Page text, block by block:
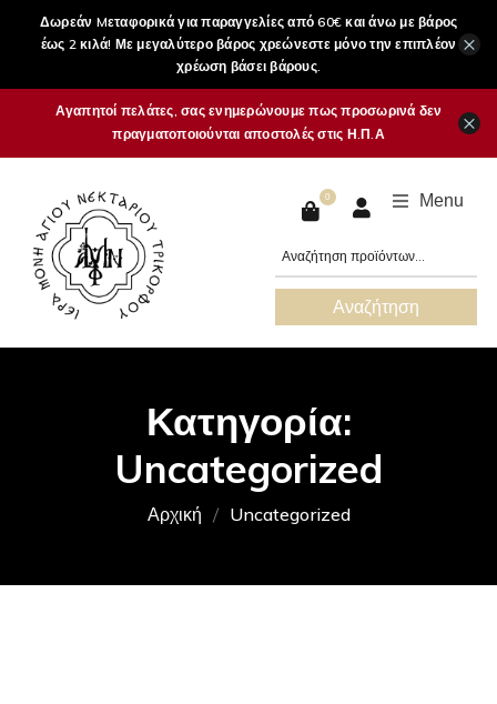
Δωρεάν Mεταφορικά για παραγγελίες από 60€ και άνω με βάρος
έως 2 κιλά! Με μεγαλύτερο βάρος χρεώνεστε μόνο την επιπλέον
χρέωση βάσει βάρους.
×
Αγαπητοί πελάτες, σας ενημερώνουμε πως προσωρινά δεν
πραγματοποιούνται αποστολές στις Η.Π.Α
×
0 Menu
Αναζήτηση
Κατηγορία:
Uncategorized
Αρχική Uncategorized